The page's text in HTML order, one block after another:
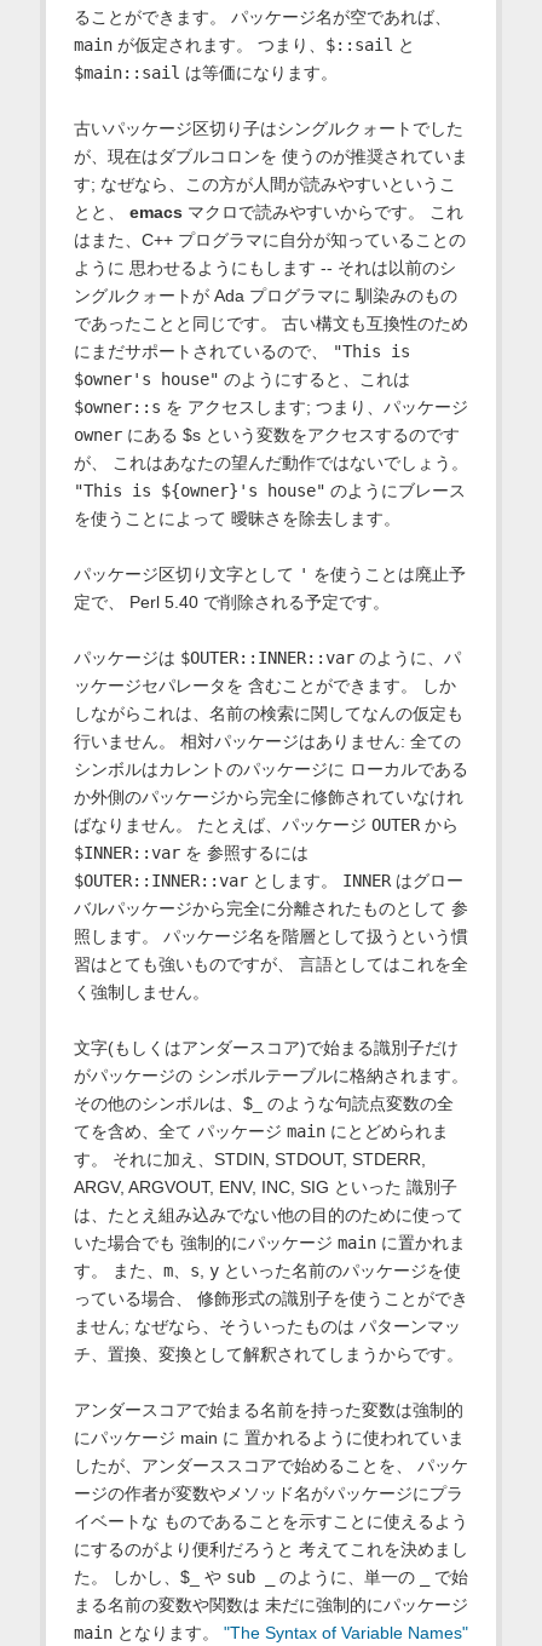
ることができます。 パッケージ名が空であれば、
mainが仮定されます。 つまり、 $::sail と
$main::sail は等価になります。
古いパッケージ区切り子はシングルクォートでした
が、現在はダブルコロンを 使うのが推奨されていま
す; なぜなら、この方が人間が読みやすいというこ
とと、 emacs マクロで読みやすいからです。 これ
はまた、C++ プログラマに自分が知っていることの
ように 思わせるようにもします -- それは以前のシ
ングルクォートが Ada プログラマに 馴染みのもの
であったことと同じです。 古い構文も互換性のため
にまだサポートされているので、
"This is
$owner's house" のようにすると、これは
$owner::s を アクセスします; つまり、パッケージ
ownerにある $s という変数をアクセスするのです
が、 これはあなたの望んだ動作ではないでしょう。
"This is ${owner}'s house" のようにブレース
を使うことによって 曖昧さを除去します。
パッケージ区切り文字として ' を使うことは廃止予
定で、 Perl 5.40 で削除される予定です。
パッケージは $OUTER::INNER::varのように、パ
ッケージセパレータを 含むことができます。 しか
しながらこれは、名前の検索に関してなんの仮定も
行いません。 相対パッケージはありません: 全ての
シンボルはカレントのパッケージに ローカルである
か外側のパッケージから完全に修飾されていなけれ
ばなりません。 たとえば、パッケージ OUTERから
$INNER::varを 参照するには
$OUTER::INNER::varとします。 INNERはグロー
バルパッケージから完全に分離されたものとして 参
照します。 パッケージ名を階層として扱うという慣
習はとても強いものですが、 言語としてはこれを全
く強制しません。
文字(もしくはアンダースコア)で始まる識別子だけ
がパッケージの シンボルテーブルに格納されます。
その他のシンボルは、$_ のような句読点変数の全
てを含め、全て パッケージ mainにとどめられま
す。 それに加え、STDIN, STDOUT, STDERR,
ARGV, ARGVOUT, ENV, INC, SIG といった 識別子
は、たとえ組み込みでない他の目的のために使って
いた場合でも 強制的にパッケージ mainに置かれま
す。 また、 m、 s yといった名前のパッケージを使
っている場合、 修飾形式の識別子を使うことができ
ません; なぜなら、そういったものは パターンマッ
チ、置換、変換として解釈されてしまうからです。
アンダースコアで始まる名前を持った変数は強制的
にパッケージ main に 置かれるように使われていま
したが、アンダーススコアで始めることを、 パッケ
ージの作者が変数やメソッド名がパッケージにプラ
イベートな ものであることを示すことに使えるよう
にするのがより便利だろうと 考えてこれを決めまし
た。 しかし、$_ や sub _ のように、単一の
で始
まる名前の変数や関数は 未だに強制的にパッケージ
mainとなります。 "The Syntax of Variable Names"